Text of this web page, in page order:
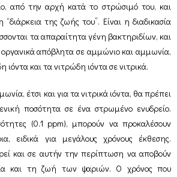
από την αρχή κατά το στρώσιμό του, και
“διάρκεια της ζωής του”. Είναι η διαδικασία
τα απαραίτητα γένη βακτηριδίων, και
απόβλητα σε αμμώνιο και αμμωνία,
και τα νιτρώδη ιόντα σε νιτρικά.
έτσι και για τα νιτρικά ιόντα, θα πρέπει
ποσότητα σε ένα στρωμένο ενυδρείο.
(0.1 ppm), μπορούν να προκαλέσουν
ειδικά για μεγάλους χρόνους έκθεσης.
και σε αυτήν την περίπτωση να αποβούν
και τη ζωή των ψαριών. Ο χρόνος που